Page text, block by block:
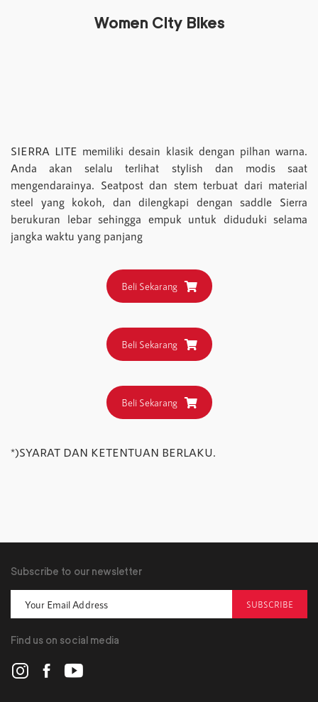
Women City Bikes
SIERRA LITE memiliki desain klasik dengan pilhan warna.
Anda akan selalu terlihat stylish dan modis saat
mengendarainya. Seatpost dan stem terbuat dari material
steel yang kokoh, dan dilengkapi dengan saddle Sierra
berukuran lebar sehingga empuk untuk diduduki selama
jangka waktu yang panjang
Beli Sekarang
Beli Sekarang
Beli Sekarang
*)SYARAT DAN KETENTUAN BERLAKU.
Subscribe to our newsletter
SUBSCRIBE
Find us on social media